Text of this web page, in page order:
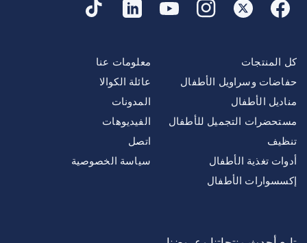
وسراويل الأطفال
التجميل للأطفال
الأطفال
الأطفال
معلومات عنا
عائلة الكوالا
الفيديوهات
سياسة الخصوصية